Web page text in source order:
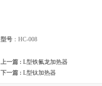
型号 ：HC-008
上一篇 : L型铁氟龙加热器
下一篇 : L型钛加热器